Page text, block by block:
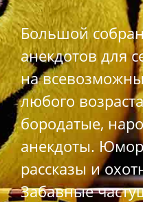
Большой
анекдотов для
на
любого
бородатые,
анекдоты.
рассказы и
Забавные